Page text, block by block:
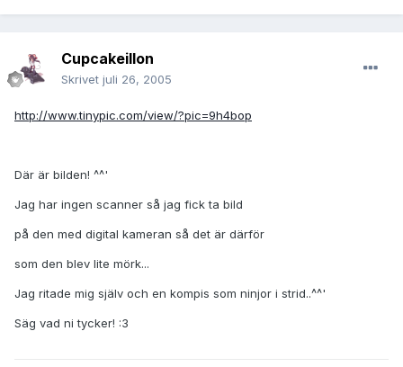
Cupcakeillon
Skrivet juli 26, 2005
http://www.tinypic.com/view/?pic=9h4bop
Där är bilden! ^^'
Jag har ingen scanner så jag fick ta bild
på den med digital kameran så det är därför
som den blev lite mörk...
Jag ritade mig själv och en kompis som ninjor i strid..^^'
Säg vad ni tycker! :3